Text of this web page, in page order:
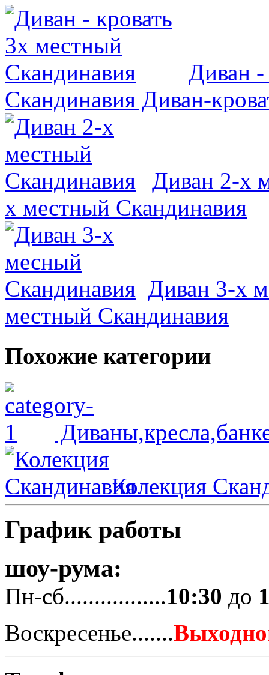
Диван -
Скандинавия Диван-
Диван 2-х
х местный Скандинавия
Диван 3-х
местный Скандинавия
Похожие категории
Колекция
График работы
шоу-рума:
Пн-сб.................10:30 до
Воскресенье.......